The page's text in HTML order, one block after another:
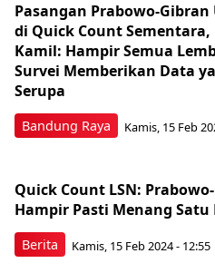
Bandung Raya
Pasangan Prabowo-Gibran
di Quick Count Sementara,
Kamil: Hampir Semua
Survei Memberikan Data
Serupa
Kamis, 15 Feb
Berita
Quick Count LSN:
Hampir Pasti Menang
Kamis, 15 Feb 2024 - 12:55